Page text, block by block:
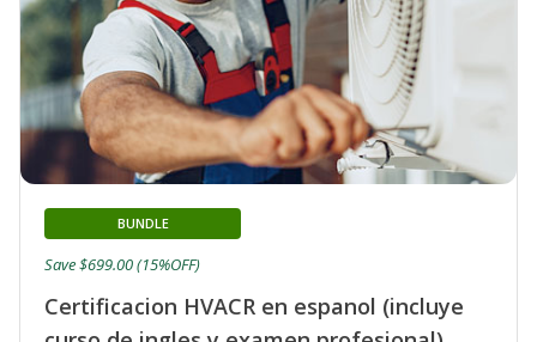
Certificacion HVACR en espanol (incluye
BUNDLE
Save $699.00 (15%OFF)